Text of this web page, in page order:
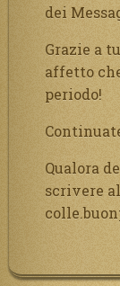
dei
Grazie a
affetto
periodo!
Qualora
scrivere